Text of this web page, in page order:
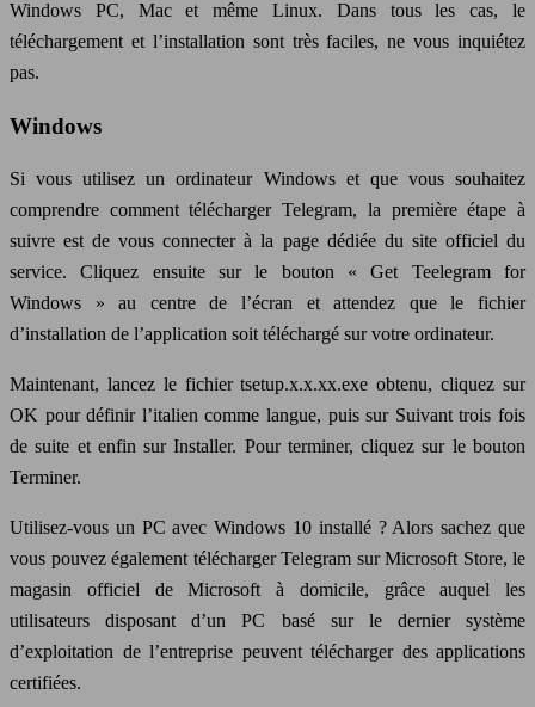
Windows PC, Mac et même Linux. Dans tous les cas, le
téléchargement et l’installation sont très faciles, ne vous inquiétez
pas.
Windows
Si vous utilisez un ordinateur Windows et que vous souhaitez
comprendre comment télécharger Telegram, la première étape à
suivre est de vous connecter à la page dédiée du site officiel du
service. Cliquez ensuite sur le bouton « Get Teelegram for
Windows » au centre de l’écran et attendez que le fichier
d’installation de l’application soit téléchargé sur votre ordinateur.
Maintenant, lancez le fichier tsetup.x.x.xx.exe obtenu, cliquez sur
OK pour définir l’italien comme langue, puis sur Suivant trois fois
de suite et enfin sur Installer. Pour terminer, cliquez sur le bouton
Terminer.
Utilisez-vous un PC avec Windows 10 installé ? Alors sachez que
vous pouvez également télécharger Telegram sur Microsoft Store, le
magasin officiel de Microsoft à domicile, grâce auquel les
utilisateurs disposant d’un PC basé sur le dernier système
d’exploitation de l’entreprise peuvent télécharger des applications
certifiées.